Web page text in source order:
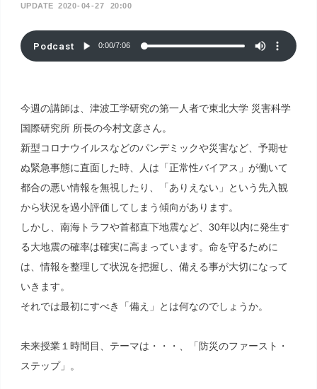
2020 04 27 20:00
Podcast 0:00/7:06
今週の講師は、津波工学研究の第一人者で東北大学 災害科学
国際研究所 所長の今村文彦さん。
新型コロナウイルスなどのパンデミックや災害など、予期せ
ぬ緊急事態に直面した時、人は「正常性バイアス」が働いて
都合の悪い情報を無視したり、「ありえない」という先入観
から状況を過小評価してしまう傾向があります。
しかし、南海トラフや首都直下地震など、30年以内に発生す
る大地震の確率は確実に高まっています。命を守るために
は、情報を整理して状況を把握し、備える事が大切になって
いきます。
それでは最初にすべき「備え」とは何なのでしょうか。
未来授業１時間目、テーマは・・・、「防災のファースト・
ステップ」。